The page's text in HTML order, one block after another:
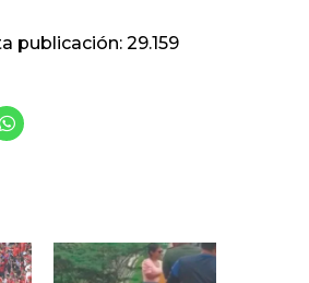
publicación: 29.159